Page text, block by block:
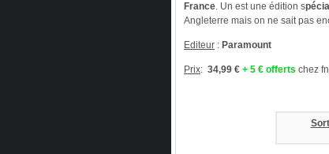
France. Un est une édition s
Angleterre mais on ne sait pas
Editeur : Paramount
Prix: 34,99 € + 5 € offerts chez